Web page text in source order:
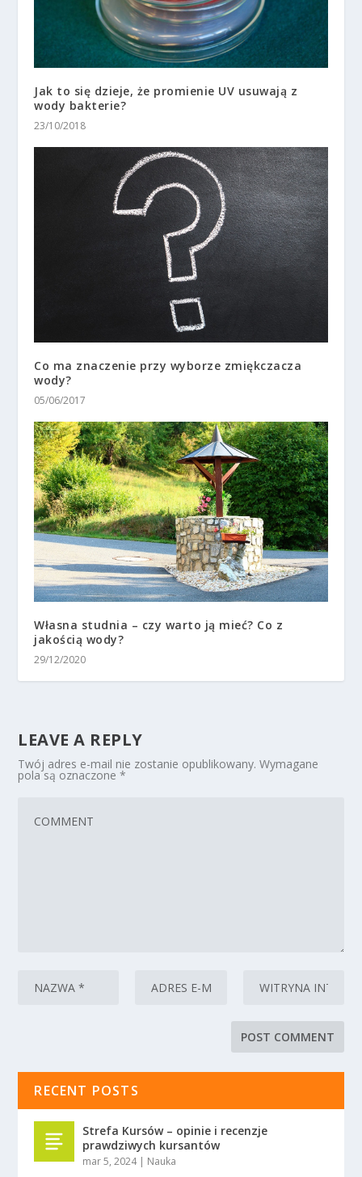
Jak to się dzieje, że promienie UV usuwają z
wody bakterie?
23/10/2018
Co ma znaczenie przy wyborze zmiękczacza
wody?
05/06/2017
Własna studnia – czy warto ją mieć? Co z
jakością wody?
29/12/2020
LEAVE A REPLY
Twój adres e-mail nie zostanie opublikowany. Wymagane
pola są oznaczone*
RECENT POSTS
Strefa Kursów – opinie i recenzje
prawdziwych kursantów
mar 5, 2024| Nauka